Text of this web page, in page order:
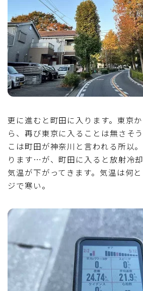
更に進むと町田に入ります。東京
ら、再び東京に入ることは無さそ
こは町田が神奈川と言われる所以
ります…が、町田に入ると放射冷
気温が下がってきます。気温は何
ジで寒い。